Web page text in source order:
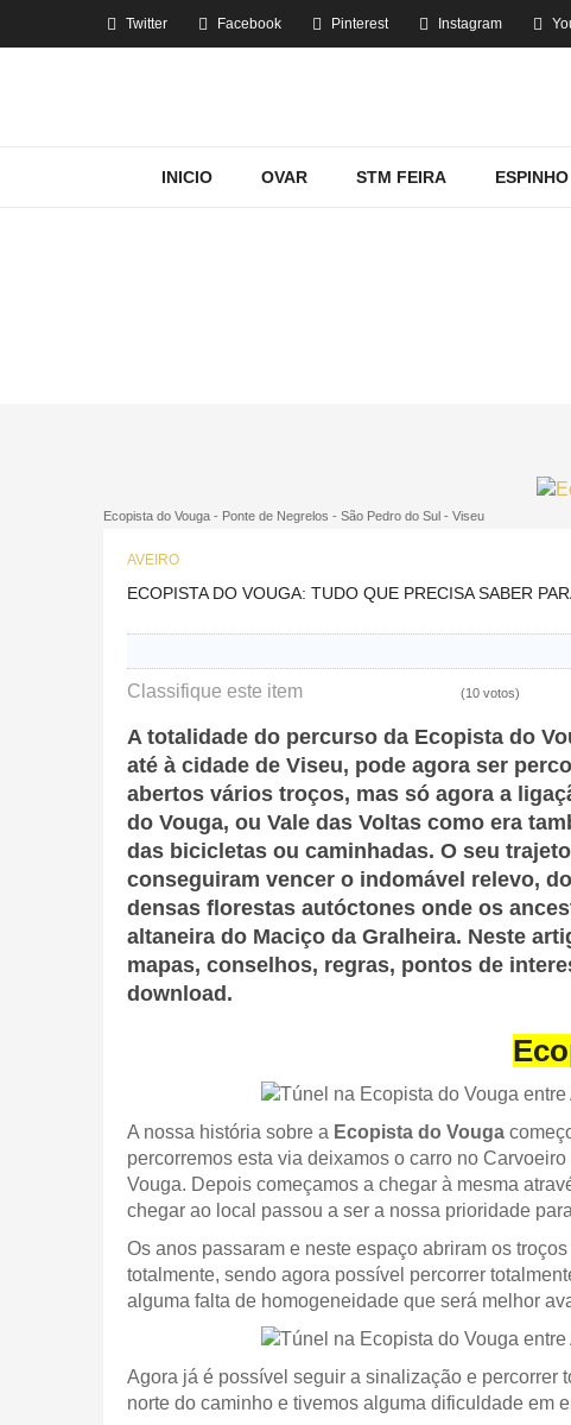
Twitter Facebook Pinterest Instagram
INICIO OVAR STM FEIRA ESPINHO
Ecopista do Vouga - Ponte de Negrelos - São Pedro do Sul - Viseu
AVEIRO
ECOPISTA DO VOUGA: TUDO QUE PRECISA SABER
Classifique este item (10 votos)
A totalidade do percurso da Ecopista do
até à cidade de Viseu, pode agora ser
abertos vários troços, mas só agora a
do Vouga, ou Vale das Voltas como era
das bicicletas ou caminhadas. O seu
conseguiram vencer o indomável relevo,
densas florestas autóctones onde os
altaneira do Maciço da Gralheira. Neste
mapas, conselhos, regras, pontos de
download.
A nossa história sobre a Ecopista do Vouga
percorremos esta via deixamos o carro no
Vouga. Depois começamos a chegar à mesma
chegar ao local passou a ser a nossa prioridade
Os anos passaram e neste espaço abriram os
totalmente, sendo agora possível percorrer
alguma falta de homogeneidade que será melhor
Agora já é possível seguir a sinalização e percorrer
norte do caminho e tivemos alguma dificuldade em